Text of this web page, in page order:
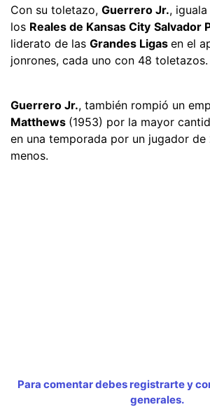
Con su toletazo, Guerrero Jr.,
los Reales de Kansas City Salvador
liderato de las Grandes Ligas en el
jonrones, cada uno con 48 toletazos.
Guerrero Jr., también rompió un
Matthews (1953) por la mayor
en una temporada por un jugador de
menos.
Para comentar debes registrarte y
generales.